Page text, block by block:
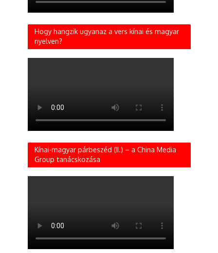
Hogy hangzik ugyanaz a vers kínai és magyar
nyelven?
Kínai-magyar párbeszéd (II.) – a China Media
Group tanácskozása